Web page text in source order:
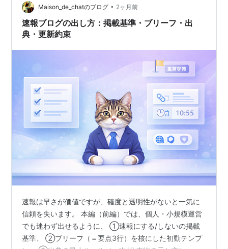
解説するとともに、多くの人気ブロガーの事例を通して
成功の秘訣を紹介しています。 1. ブログは「好きなこ
と」を発信…
Maison_de_chatのブログ • 2ヶ月前
速報ブログの出し方：掲載基準・ブリーフ・出
典・更新約束
速報は早さが価値ですが、確度と透明性がないと一気に
信頼を失います。 本編（前編）では、個人・小規模運営
でも迷わず出せるように、 ①速報にする/しないの掲載
基準、 ②ブリーフ（＝要点3行）を核にした初動テンプ